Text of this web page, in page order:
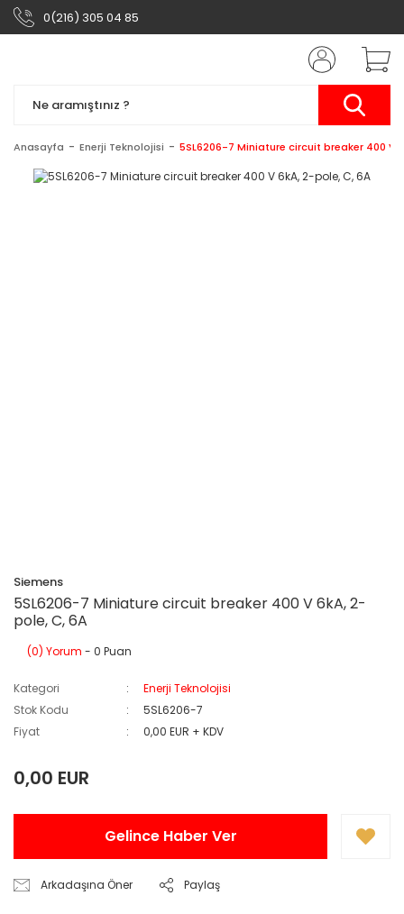
0(216) 305 04 85
Anasayfa Enerji Teknolojisi 5SL6206-7 Miniature circuit breaker 400 V
Siemens
5SL6206-7 Miniature circuit breaker 400 V 6kA, 2-
pole, C, 6A
(0) Yorum - 0 Puan
Kategori
Enerji Teknolojisi
Stok Kodu
5SL6206-7
Fiyat
0,00 EUR + KDV
0,00 EUR
Gelince Haber Ver
Arkadaşına Öner Paylaş